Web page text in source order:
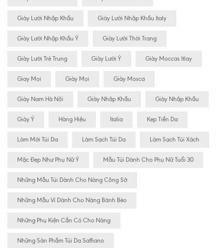
Giày Lười Nhập Khẩu Giày Lười Nhập Khẩu Italy
Giày Lười Nhập Khẩu Ý Giày Lười Thời Trang
Giày Lười Trẻ Trung Giày Lười Ý Giày Moccas Itlay
Giay Mọi Giày Mọi Giày Mosca
Giày Nam Hà Nội Giày Nhâp Khẩu Giày Nhập Khẩu
Giày Ý Hàng Hiệu Italia Kẹp Tiền Da
Làm Mới Túi Da Làm Sạch Túi Da Làm Sạch Túi Xách
Mặc Đẹp Như Phụ Nữ Ý Mẫu Túi Dành Cho Phụ Nữ Tuổi 30
Những Mẫu Túi Dành Cho Nàng Công Sở
Những Mẫu Ví Dành Cho Nàng Bánh Bèo
Những Phụ Kiện Cần Có Cho Nàng
Những Sản Phẩm Túi Da Saffiano